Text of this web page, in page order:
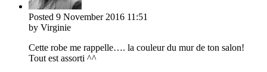
Posted 9 November 2016 11:51
by Virginie
Cette robe me rappelle…. la couleur du mur de ton salon!
Tout est assorti ^^